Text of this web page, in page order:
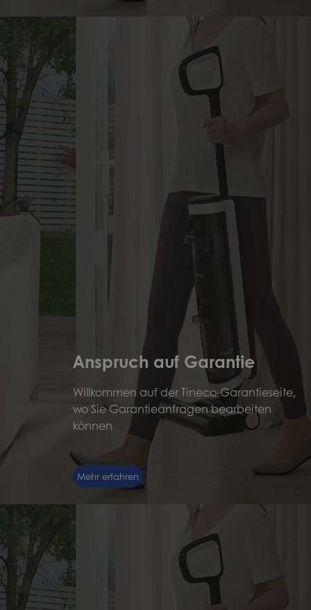
Anspruch auf Garantie
Willkommen auf der Tineco-Garantieseite,
wo Sie Garantieanfragen bearbeiten
können
Mehr erfahren